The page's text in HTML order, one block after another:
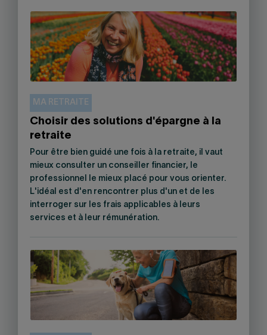
MA RETRAITE
Choisir des solutions d'épargne à la
retraite
Pour être bien guidé une fois à la retraite, il vaut
mieux consulter un conseiller financier, le
professionnel le mieux placé pour vous orienter.
L'idéal est d'en rencontrer plus d'un et de les
interroger sur les frais applicables à leurs
services et à leur rémunération.